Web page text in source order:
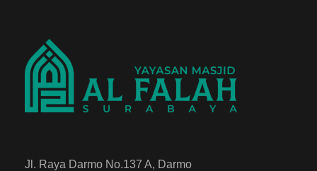
Jl. Raya Darmo No.137 A, Darmo